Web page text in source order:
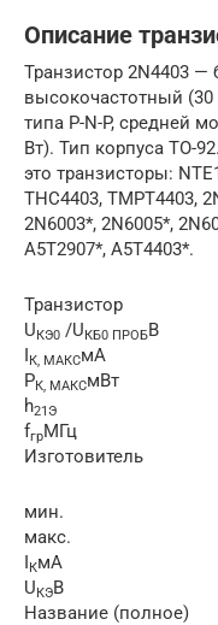
Описание
Транзистор 2N4403
высокочастотный (30
типа P-N-P, средней
Вт). Тип корпуса TO-
это транзисторы:
THC4403, TMPT4403,
2N6003*, 2N6005*,
A5T2907*, A5T4403*.
Транзистор
UКЭ0 /UКБ0 ПРОБВ
IК, МАКСмА
PК, МАКСмВт
h21Э
fгрМГц
Изготовитель
мин.
макс.
IКмА
UКЭВ
Название (полное)